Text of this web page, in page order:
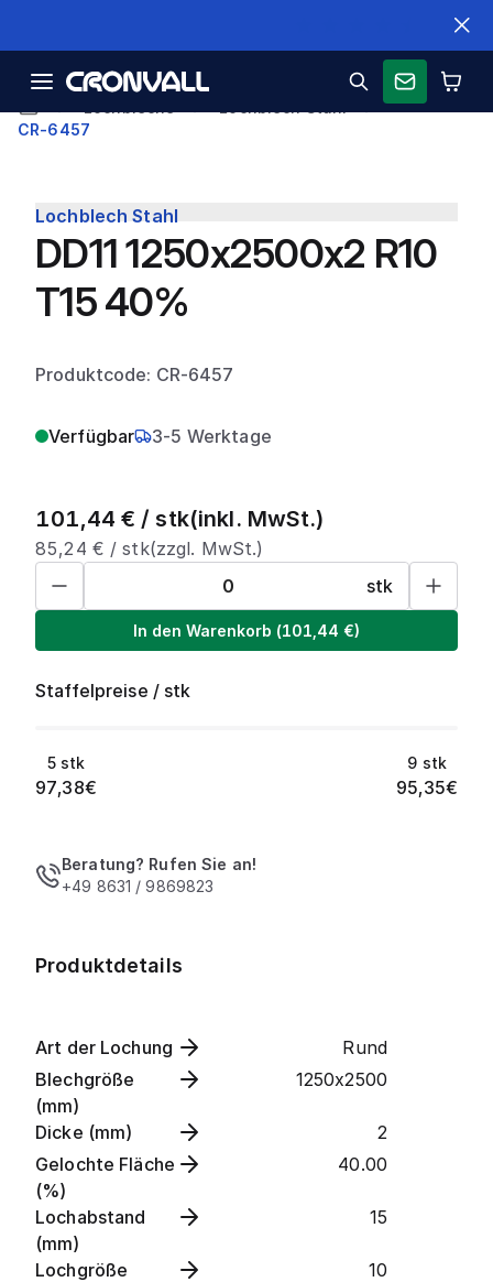
CR-6457
Lochblech Stahl
DD11 1250x2500x2 R10
T15 40%
Produktcode: CR-6457
Verfügbar 3-5 Werktage
101,44 € / stk(inkl. MwSt.)
85,24 € /stk(zzgl. MwSt.)
stk
In den Warenkorb (101,44 €)
Staffelpreise / stk
5 stk
97,38€
9 stk
95,35€
Beratung? Rufen Sie an!
+49 8631 / 9869823
Produktdetails
Art der Lochung
Rund
Blechgröße
(mm)
1250x2500
Dicke (mm)
2
Gelochte Fläche
(%)
40.00
Lochabstand
(mm)
15
Lochgröße
10